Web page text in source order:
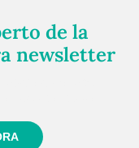
de la
newsletter